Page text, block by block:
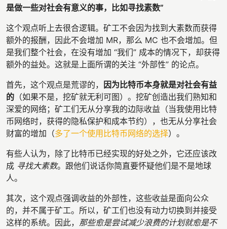
是做一些对社会有意义的事，比如寻找素数”
这个观点听上去很合逻辑。矿工不会因为找到大素数而获得
额外的报酬，因此不会增加 MR，那么 MC 也不会增加。但
是我们整个社会，在没有增加 “我们” 成本的情况下，却获得
额外的益处。这就是上面所谓的关注 “外部性” 的论点。
首先，这个观点是荒谬的，
因为比特币本身就是对社会有益
的 （如果不是，挖矿就无利可图）。挖矿创造出我们熟知和
深爱的网络；矿工们无从分享我的边际收益（当我使用比特
币网络时，获得的隐私保护和成本节约），也无从分享社会
财富的增加（多了一个使用比特币网络的选择）。
有些人认为，除了比特币已经实现的好处之外，它还应该改
成 寻找大素数。跟他们说话你简直要怀疑他们是不是地球
人。
其次，这个观点强调收益的外部性，这些收益是面向公众
的，并不属于矿工。所以，矿工们也没有动力切换到并接受
这样的系统。因此， 那些愈是尝试减少浪费的计划就愈是不